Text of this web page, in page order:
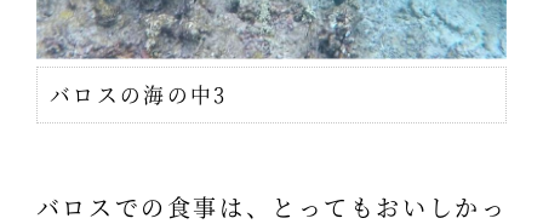
バロスの海の中3
バロスでの食事は、とってもおいしかっ